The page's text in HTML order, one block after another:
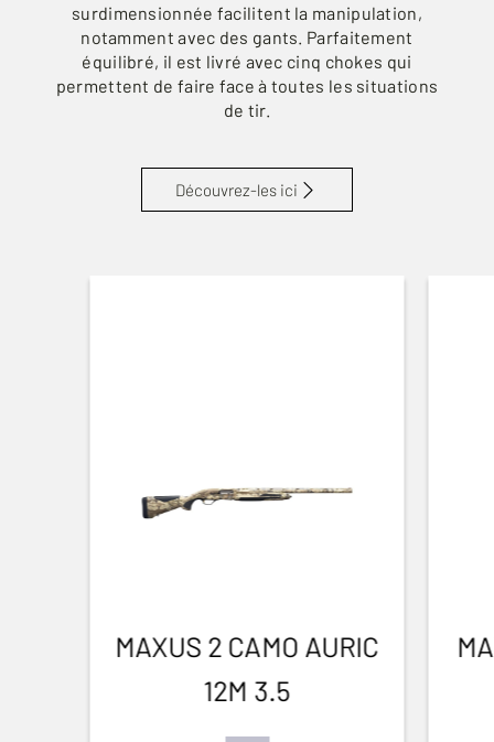
surdimensionnée facilitent la manipulation,
notamment avec des gants. Parfaitement
équilibré, il est livré avec cinq chokes qui
permettent de faire face à toutes les situations
de tir.
Découvrez-les ici
MAXUS 2 CAMO AURIC
12M 3.5